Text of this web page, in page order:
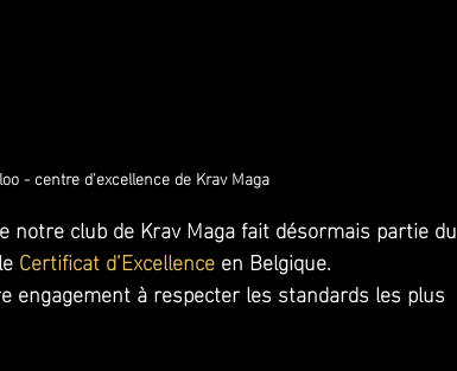
- centre d'excellence de Krav Maga
club de Krav Maga fait désormais partie du
Certificat d’Excellence en Belgique.
engagement à respecter les standards les plus